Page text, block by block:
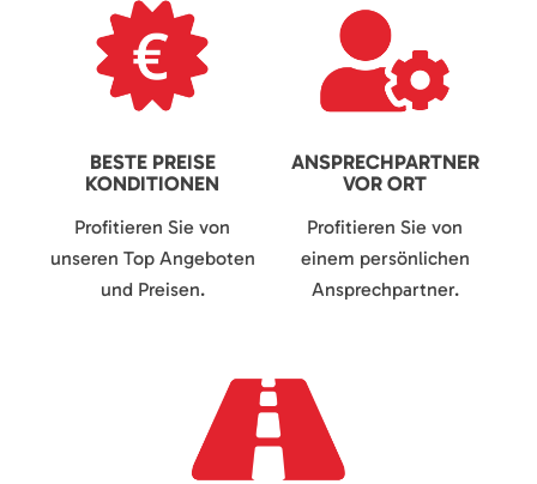
BESTE PREISE
KONDITIONEN
Profitieren Sie von
unseren Top Angeboten
und Preisen.
ANSPRECHPARTNER
VOR ORT
Profitieren Sie von
einem persönlichen
Ansprechpartner.